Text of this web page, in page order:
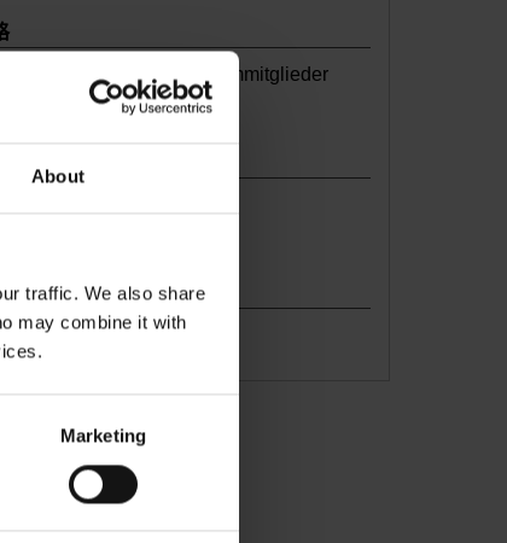
About
traffic. We also share
may combine it with
Marketing
für TNC Club Premiummitglieder
人数
8